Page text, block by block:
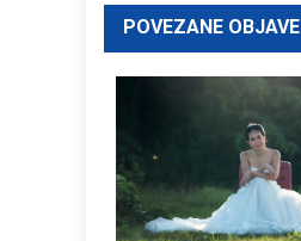
POVEZANE OBJAVE